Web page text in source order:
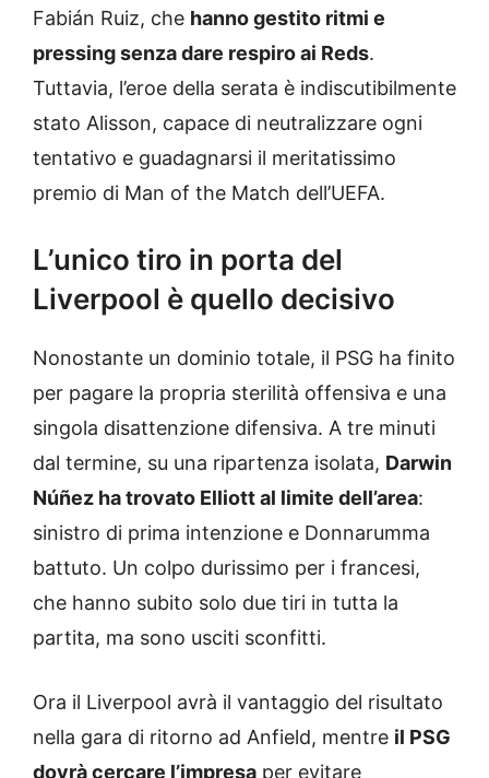
Fabián Ruiz, che hanno gestito ritmi e
pressing senza dare respiro ai Reds.
Tuttavia, l’eroe della serata è indiscutibilmente
stato Alisson, capace di neutralizzare ogni
tentativo e guadagnarsi il meritatissimo
premio di Man of the Match dell’UEFA.
L’unico tiro in porta del
Liverpool è quello decisivo
Nonostante un dominio totale, il PSG ha finito
per pagare la propria sterilità offensiva e una
singola disattenzione difensiva. A tre minuti
dal termine, su una ripartenza isolata, Darwin
Núñez ha trovato Elliott al limite dell’area:
sinistro di prima intenzione e Donnarumma
battuto. Un colpo durissimo per i francesi,
che hanno subito solo due tiri in tutta la
partita, ma sono usciti sconfitti.
Ora il Liverpool avrà il vantaggio del risultato
nella gara di ritorno ad Anfield, mentre il PSG
dovrà cercare l’impresa per evitare